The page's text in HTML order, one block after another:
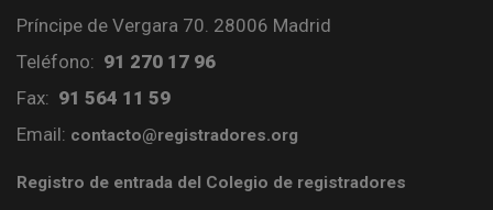
Príncipe de Vergara 70. 28006 Madrid
Teléfono: 91 270 17 96
Fax: 91 564 11 59
Email: contacto@registradores.org
Registro de entrada del Colegio de registradores